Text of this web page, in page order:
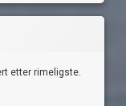
etter rimeligste.